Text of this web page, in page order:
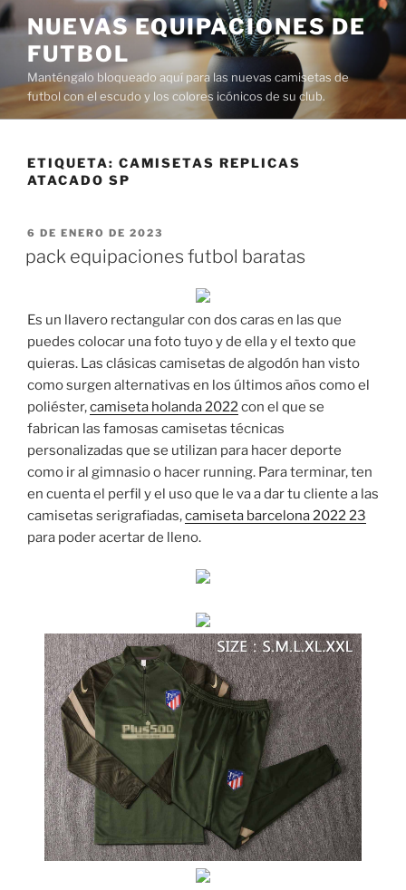
Saltar
al
contenido
NUEVAS EQUIPACIONES DE
FUTBOL
Manténgalo bloqueado aquí para las nuevas camisetas de
futbol con el escudo y los colores icónicos de su club.
ETIQUETA: CAMISETAS REPLICAS
ATACADO SP
PUBLICADO
6 DE ENERO DE 2023
pack equipaciones futbol baratas
Es un llavero rectangular con dos caras en las que
puedes colocar una foto tuyo y de ella y el texto que
quieras. Las clásicas camisetas de algodón han visto
como surgen alternativas en los últimos años como el
poliéster,camiseta holanda 2022con el que se
fabrican las famosas camisetas técnicas
personalizadas que se utilizan para hacer deporte
como ir al gimnasio o hacer running. Para terminar, ten
en cuenta el perfil y el uso que le va a dar tu cliente a las
camisetas serigrafiadas,camiseta barcelona 2022 23
para poder acertar de lleno.